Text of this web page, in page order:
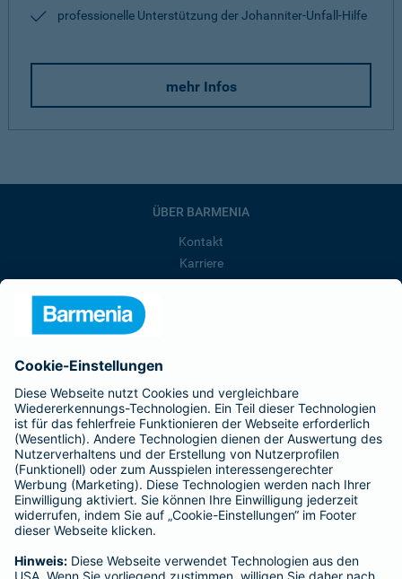
professionelle Unterstützung der Johanniter-Unfall-Hilfe
mehr Infos
ÜBER BARMENIA
Kontakt
Karriere
Barmenia ist Teil der BarmeniaGothaer
BELIEBTE SEITEN
Kranken-Zusatzversicherung
Tierversicherungen
Haftpflichtversicherung
Hausratversicherung
Adresse ändern